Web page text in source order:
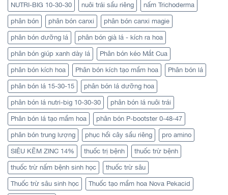
NUTRI-BIG 10-30-30 nuôi trái sầu riêng nấm Trichoderma
phân bón phân bón canxi phân bón canxi magie
phân bón dưỡng lá phân bón già lá - kích ra hoa
phân bón giúp xanh dày lá Phân bón kéo Mắt Cua
phân bón kích hoa Phân bón kích tạo mầm hoa Phân bón lá
phân bón lá 15-30-15 phân bón lá dưỡng hoa
phân bón lá nutri-big 10-30-30 phân bón lá nuôi trái
Phân bón lá tạo mầm hoa phân bón P-bootster 0-48-47
phân bón trung lượng phục hồi cây sầu riêng pro amino
SIÊU KẼM ZINC 14% thuốc trị bệnh thuốc trừ bệnh
thuốc trừ nấm bệnh sinh học thuốc trừ sâu
Thuốc trừ sâu sinh học Thuốc tạo mầm hoa Nova Pekacid